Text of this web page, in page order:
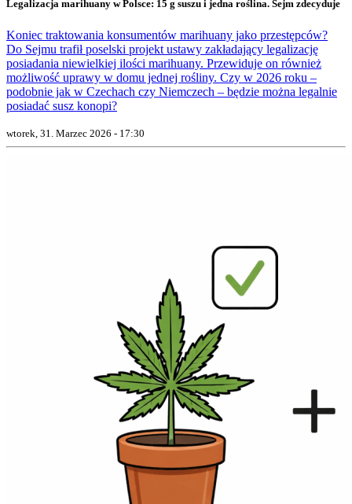
Legalizacja marihuany w Polsce: 15 g suszu i jedna roślina. Sejm zdecyduje
Koniec traktowania konsumentów marihuany jako przestępców?
Do Sejmu trafił poselski projekt ustawy zakładający legalizację
posiadania niewielkiej ilości marihuany. Przewiduje on również
możliwość uprawy w domu jednej rośliny. Czy w 2026 roku –
podobnie jak w Czechach czy Niemczech – będzie można legalnie
posiadać susz konopi?
wtorek, 31. Marzec 2026 - 17:30